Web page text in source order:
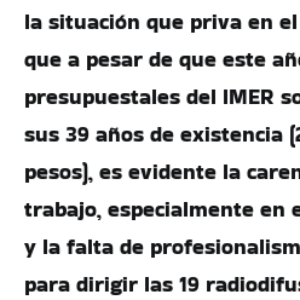
la situación que priva en
que a pesar de que este
presupuestales del IMER
sus 39 años de existencia
pesos), es evidente la
trabajo, especialmente en
y la falta de
para dirigir las 19